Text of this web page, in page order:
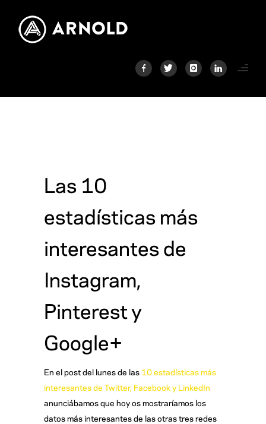
Las 10
estadísticas más
interesantes de
Instagram,
Pinterest y
Google+
En el post del lunes de las 10 estadísticas más
interesantes de Twitter, Facebook y LinkedIn
anunciábamos que hoy os mostraríamos los
datos más interesantes de las otras tres redes